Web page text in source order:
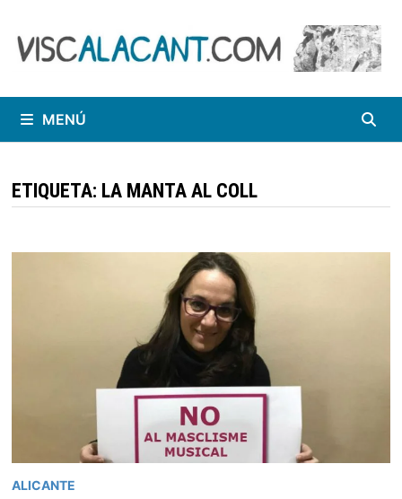
contenido
MENÚ
ETIQUETA: LA MANTA AL COLL
ALICANTE